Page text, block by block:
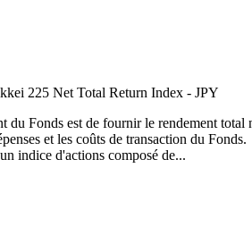
225 Net Total Return Index - JPY
du Fonds est de fournir le rendement
et les coûts de transaction du Fonds.
indice d'actions composé de...